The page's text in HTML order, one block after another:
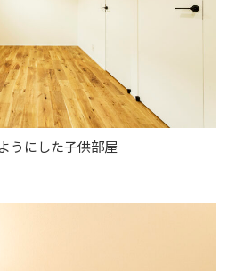
うにした子供部屋